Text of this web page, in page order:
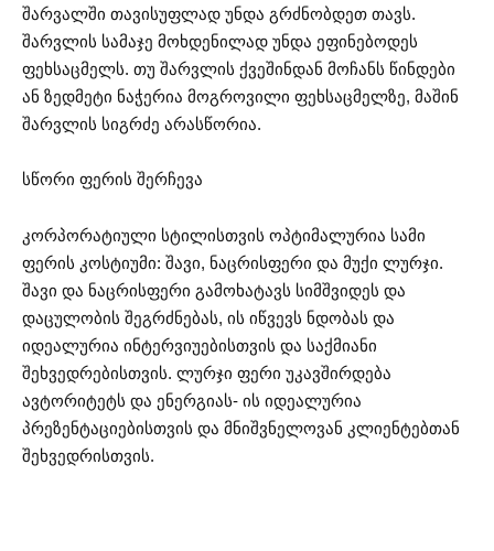
შარვალში თავისუფლად უნდა გრძნობდეთ თავს.
შარვლის სამაჯე მოხდენილად უნდა ეფინებოდეს
ფეხსაცმელს. თუ შარვლის ქვეშინდან მოჩანს წინდები
ან ზედმეტი ნაჭერია მოგროვილი ფეხსაცმელზე, მაშინ
შარვლის სიგრძე არასწორია.
სწორი ფერის შერჩევა
კორპორატიული სტილისთვის ოპტიმალურია სამი
ფერის კოსტიუმი: შავი, ნაცრისფერი და მუქი ლურჯი.
შავი და ნაცრისფერი გამოხატავს სიმშვიდეს და
დაცულობის შეგრძნებას, ის იწვევს ნდობას და
იდეალურია ინტერვიუებისთვის და საქმიანი
შეხვედრებისთვის. ლურჯი ფერი უკავშირდება
ავტორიტეტს და ენერგიას- ის იდეალურია
პრეზენტაციებისთვის და მნიშვნელოვან კლიენტებთან
შეხვედრისთვის.